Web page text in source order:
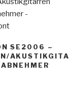
SE2006 –